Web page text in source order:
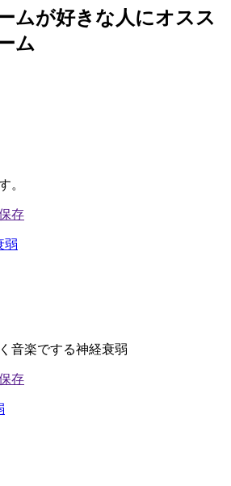
ムが好きな人にオスス
ム
。
音楽でする神経衰弱